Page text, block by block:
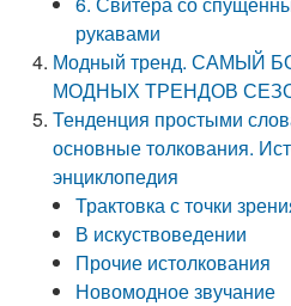
рукавами
Модный тренд. САМЫЙ
МОДНЫХ ТРЕНДОВ
Тенденция простыми
основные толкования.
энциклопедия
Трактовка с точки
В искуствоведении
Прочие истолкования
Новомодное звучание